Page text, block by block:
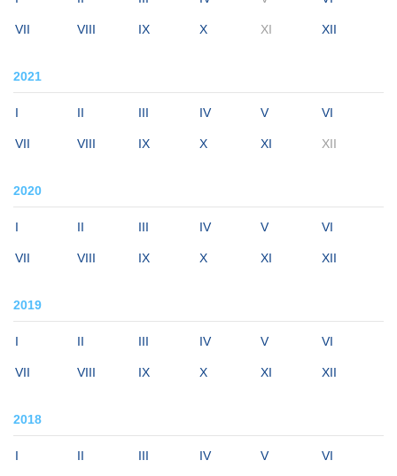
VII VIII IX X XI XII
2021
I II III IV V VI
VII VIII IX X XI XII
2020
I II III IV V VI
VII VIII IX X XI XII
2019
I II III IV V VI
VII VIII IX X XI XII
2018
I II III IV V VI